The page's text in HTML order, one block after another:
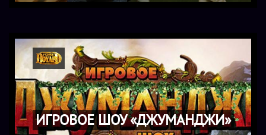
ИГРОВОЕ ШОУ «ДЖУМАНДЖИ»